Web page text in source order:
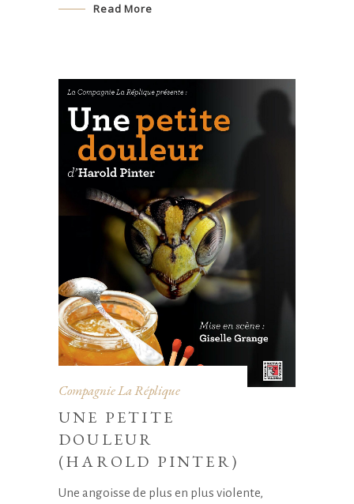
Read More
Compagnie La Réplique
UNE PETITE
DOULEUR
(HAROLD PINTER)
Une angoisse de plus en plus violente,